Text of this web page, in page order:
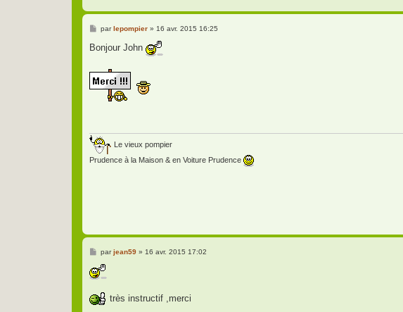
M
s
s
e
parlepompier» 16 avr. 2015 16:25
Bonjour John
Le vieux pompier
Prudence à la Maison & en Voiture Prudence
M
s
s
g
e
parjean59» 16 avr. 2015 17:02
très instructif ,merci